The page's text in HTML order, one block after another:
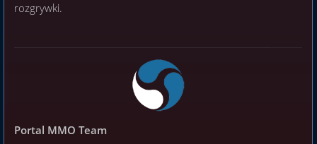
rozgrywki.
Portal MMO Team